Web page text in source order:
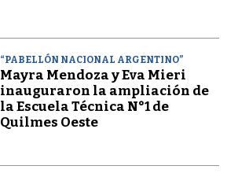
“PABELLÓN NACIONAL ARGENTINO”
Mayra Mendoza y Eva Mieri
inauguraron la ampliación de
la Escuela Técnica N°1 de
Quilmes Oeste